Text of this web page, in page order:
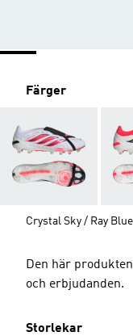
Färger
Crystal Sky / Ray
Den här
och erbjudanden.
Storlekar